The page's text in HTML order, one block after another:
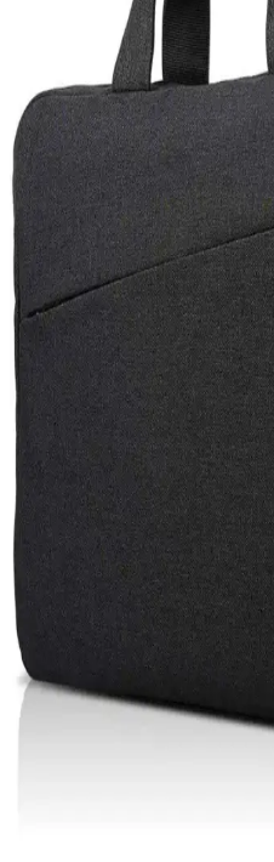
Oyun Dizüstü Bilgisayarı
Performansa Göre
Oyun dizüstü bilgisayarı seçimi,
göre değişir. Acer, ASUS, Lenovo
segmentlerdeki modelleri ve
Güncel Teknolojik
Güncellemelerinin Cihaz
Güncellemeler, cihaz
Windows sistemleri otomatik veya
seçenekleriyle kullanıcılara
iPhone 15 Pro ve Mac
Teknolojide Yeni Bir
iPhone 15 Pro ve Mac'in entegre
performans ile kullanıcıların
avantajlarıyla günlük ve
Acer Oyuncu Laptopları:
Dayanıklılık Sunan
Acer'ın oyuncu laptopları yüksek
donanımlarıyla öne çıkar.
oyun performansı bir arada
erişilebilirlik sağlar.
Bilgisayar Güç Kablosu
Standartları Hakkında